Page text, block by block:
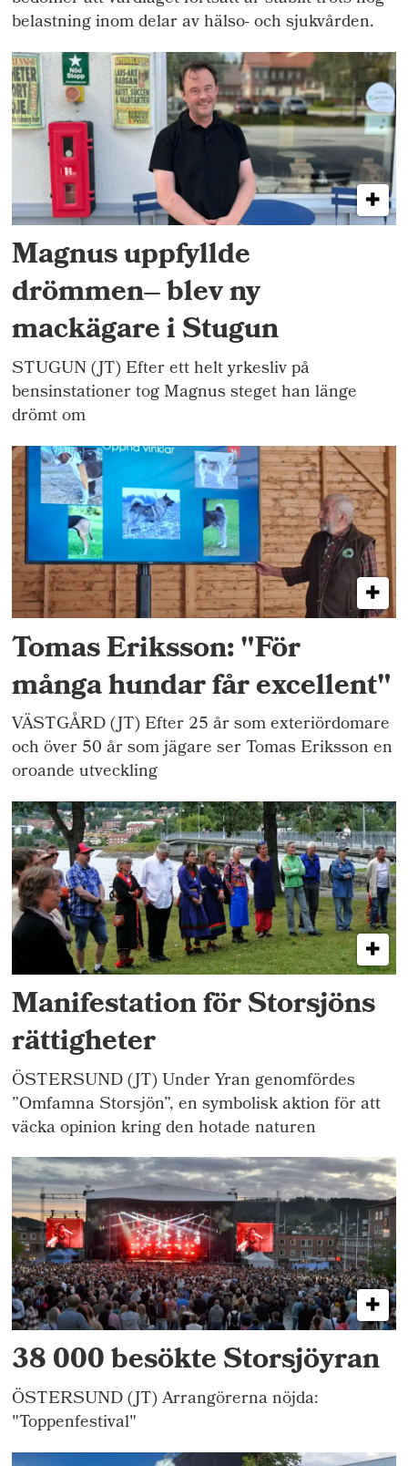
belastning inom delar av hälso- och sjukvården.
Magnus uppfyllde
drömmen– blev ny
mackägare i Stugun
STUGUN (JT) Efter ett helt yrkesliv på
bensinstationer tog Magnus steget han länge
drömt om
Tomas Eriksson: "För
många hundar får excellent"
VÄSTGÅRD (JT) Efter 25 år som exteriördomare
och över 50 år som jägare ser Tomas Eriksson en
oroande utveckling
Manifestation för Storsjöns
rättigheter
ÖSTERSUND (JT) Under Yran genomfördes
”Omfamna Storsjön”, en symbolisk aktion för att
väcka opinion kring den hotade naturen
38 000 besökte Storsjöyran
ÖSTERSUND (JT) Arrangörerna nöjda:
"Toppenfestival"